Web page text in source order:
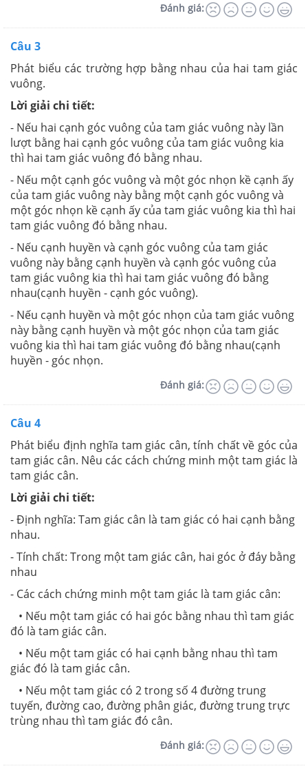
Đánh giá:
Câu 3
Phát biểu các trường hợp bằng nhau của hai tam giác
vuông.
Lời giải chi tiết:
- Nếu hai cạnh góc vuông của tam giác vuông này lần
lượt bằng hai cạnh góc vuông của tam giác vuông kia
thì hai tam giác vuông đó bằng nhau.
- Nếu một cạnh góc vuông và một góc nhọn kề cạnh ấy
của tam giác vuông này bằng một cạnh góc vuông và
một góc nhọn kề cạnh ấy của tam giác vuông kia thì hai
tam giác vuông đó bằng nhau.
- Nếu cạnh huyền và cạnh góc vuông của tam giác
vuông này bằng cạnh huyền và cạnh góc vuông của
tam giác vuông kia thì hai tam giác vuông đó bằng
nhau(cạnh huyền - cạnh góc vuông).
- Nếu cạnh huyền và một góc nhọn của tam giác vuông
này bằng cạnh huyền và một góc nhọn của tam giác
vuông kia thì hai tam giác vuông đó bằng nhau(cạnh
huyền - góc nhọn.
Đánh giá:
Câu 4
Phát biểu định nghĩa tam giác cân, tính chất về góc của
tam giác cân. Nêu các cách chứng minh một tam giác là
tam giác cân.
Lời giải chi tiết:
- Định nghĩa: Tam giác cân là tam giác có hai cạnh bằng
nhau.
- Tính chất: Trong một tam giác cân, hai góc ở đáy bằng
nhau
- Các cách chứng minh một tam giác là tam giác cân:
• Nếu một tam giác có hai góc bằng nhau thì tam giác
đó là tam giác cân.
• Nếu một tam giác có hai cạnh bằng nhau thì tam
giác đó là tam giác cân.
• Nếu một tam giác có 2 trong số 4 đường trung
tuyến, đường cao, đường phân giác, đường trung trực
trùng nhau thì tam giác đó cân.
Đánh giá: